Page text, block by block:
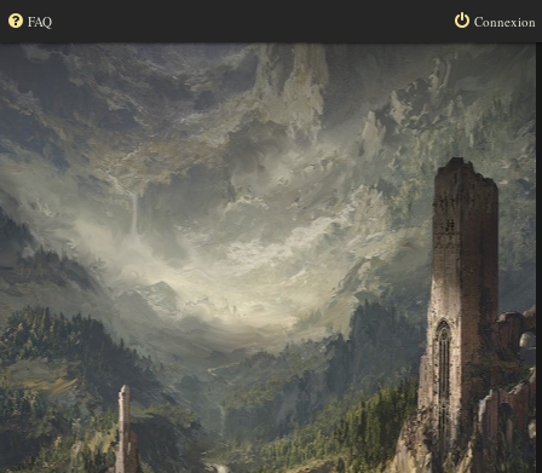
FAQ Connexion